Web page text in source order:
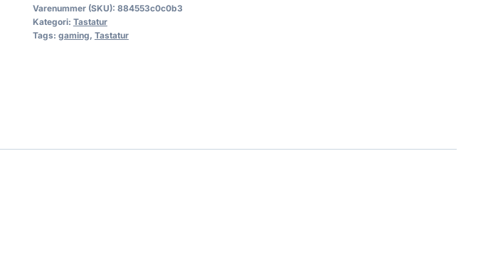
Varenummer (SKU): 884553c0c0b3
Kategori: Tastatur
Tags: gaming, Tastatur